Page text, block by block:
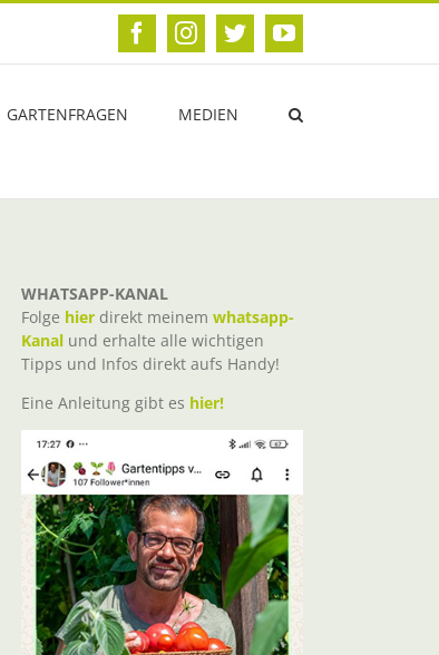
FacebookInstagram
TwitterYouTube
GARTENFRAGEN MEDIEN
WHATSAPP-KANAL
Folge hier direkt meinem whatsapp-
Kanal und erhalte alle wichtigen
Tipps und Infos direkt aufs Handy!
Eine Anleitung gibt es hier!